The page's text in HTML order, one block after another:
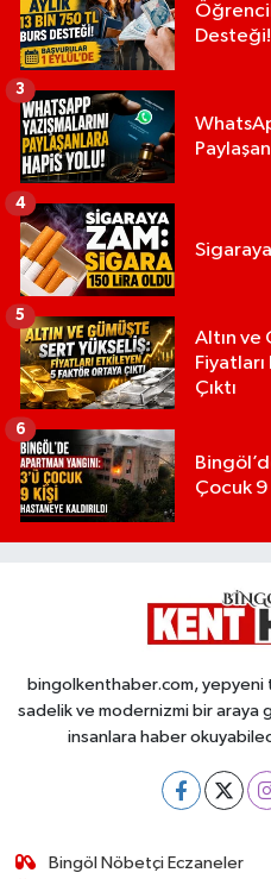
3
4
Altın ve
Çıktı
5
Çocuk 9
6
bingolkenthaber.com, yepyeni
sadelik ve modernizmi bir araya
insanlara haber
Bingöl Nöbetçi Eczaneler